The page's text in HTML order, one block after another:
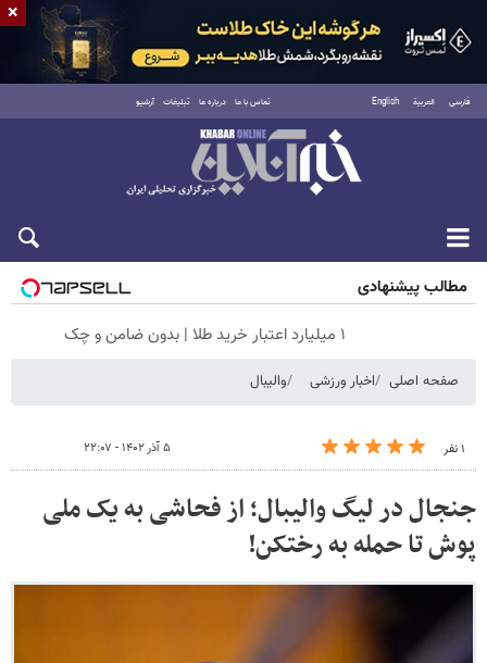
فارسی العربية English تماس با ما درباره ما تبلیغات آرشیو
شنبه ۱۷ مرداد ۱۴۰۵
مطالب پیشنهادی
۱ میلیارد اعتبار خرید طلا | بدون ضامن و چک
صفحه اصلی اخبار ورزشی والیبال
۱ نفر ۵ آذر ۱۴۰۲ - ۲۲:۰۷
جنجال در لیگ والیبال؛ از فحاشی به یک ملی
پوش تا حمله به رختکن!
×